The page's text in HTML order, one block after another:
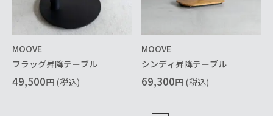
MOOVE
フラッグ昇降テーブル
49,500円 (税込)
MOOVE
シンディ昇降テーブル
69,300円 (税込)